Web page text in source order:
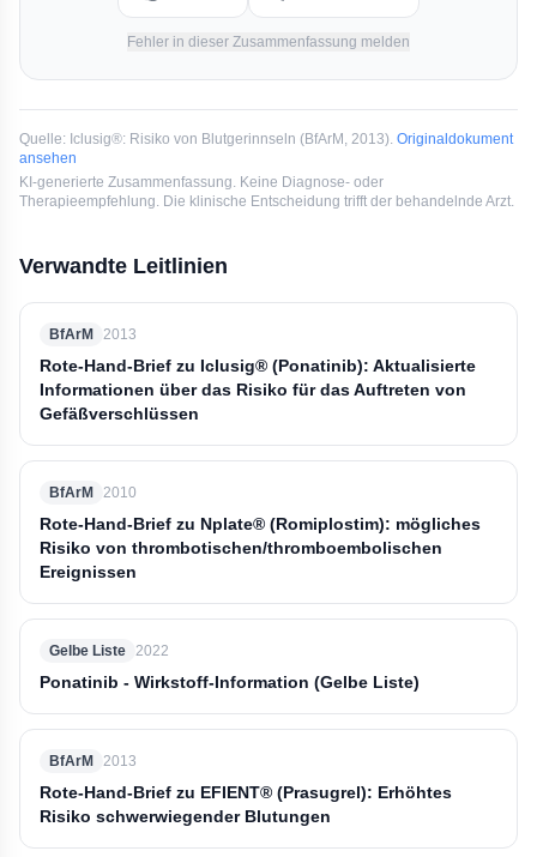
Fehler in dieser Zusammenfassung melden
Quelle: Iclusig®: Risiko von Blutgerinnseln (BfArM , 2013). Originaldokument
ansehen
KI-generierte Zusammenfassung. Keine Diagnose- oder
Therapieempfehlung. Die klinische Entscheidung trifft der behandelnde Arzt.
Verwandte Leitlinien
BfArM 2013
Rote-Hand-Brief zu Iclusig® (Ponatinib): Aktualisierte
Informationen über das Risiko für das Auftreten von
Gefäßverschlüssen
BfArM 2010
Rote-Hand-Brief zu Nplate® (Romiplostim): mögliches
Risiko von thrombotischen/thromboembolischen
Ereignissen
Gelbe Liste 2022
Ponatinib - Wirkstoff-Information (Gelbe Liste)
BfArM 2013
Rote-Hand-Brief zu EFIENT® (Prasugrel): Erhöhtes
Risiko schwerwiegender Blutungen